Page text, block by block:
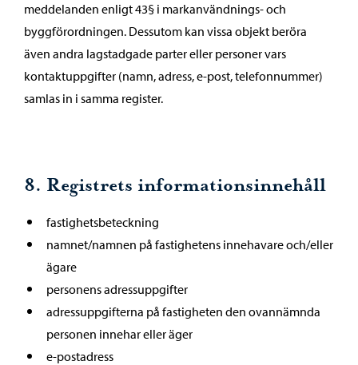
meddelanden enligt 43§ i markanvändnings- och
byggförordningen. Dessutom kan vissa objekt beröra
även andra lagstadgade parter eller personer vars
kontaktuppgifter (namn, adress, e-post, telefonnummer)
samlas in i samma register.
8. Registrets informationsinnehåll
fastighetsbeteckning
namnet/namnen på fastighetens innehavare och/eller
ägare
personens adressuppgifter
adressuppgifterna på fastigheten den ovannämnda
personen innehar eller äger
e-postadress